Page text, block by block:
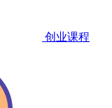
创业课程